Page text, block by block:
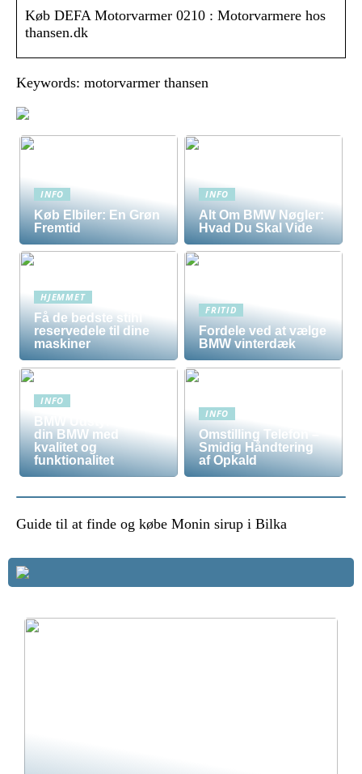
Køb DEFA Motorvarmer 0210 : Motorvarmere hos
thansen.dk
Keywords: motorvarmer thansen
INFO
Køb Elbiler: En Grøn
Fremtid
INFO
Alt Om BMW Nøgler:
Hvad Du Skal Vide
HJEMMET
Få de bedste stihl
reservedele til dine
maskiner
FRITID
Fordele ved at vælge
BMW vinterdæk
INFO
BMW Udstyr – Tilpas
din BMW med
kvalitet og
funktionalitet
INFO
Omstilling Telefon –
Smidig Håndtering
af Opkald
Guide til at finde og købe Monin sirup i Bilka